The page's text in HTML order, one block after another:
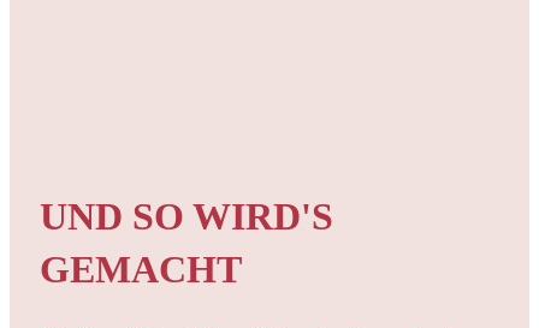
UND SO WIRD'S
GEMACHT